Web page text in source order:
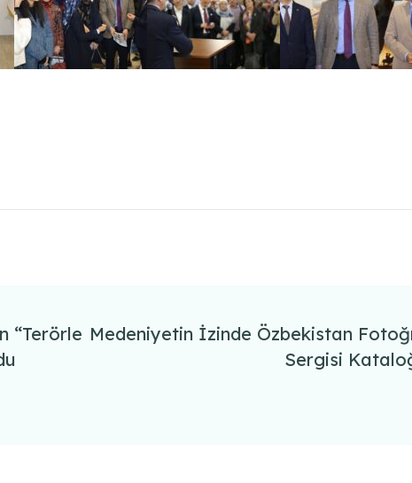
“Terörle Medeniyetin İzinde Özbekistan
Sergisi